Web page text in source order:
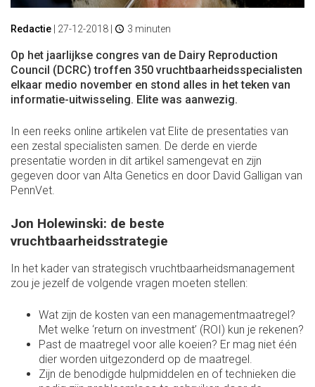
Redactie 27-12-2018 3 minuten
Op het jaarlijkse congres van de Dairy Reproduction
Council (DCRC) troffen 350 vruchtbaarheidsspecialisten
elkaar medio november en stond alles in het teken van
informatie-uitwisseling. Elite was aanwezig.
In een reeks online artikelen vat Elite de presentaties van
een zestal specialisten samen. De derde en vierde
presentatie worden in dit artikel samengevat en zijn
gegeven door van Alta Genetics en door David Galligan van
PennVet.
Jon Holewinski: de beste
vruchtbaarheidsstrategie
In het kader van strategisch vruchtbaarheidsmanagement
zou je jezelf de volgende vragen moeten stellen:
Wat zijn de kosten van een managementmaatregel?
Met welke ‘return on investment’ (ROI) kun je rekenen?
Past de maatregel voor alle koeien? Er mag niet één
dier worden uitgezonderd op de maatregel.
Zijn de benodigde hulpmiddelen en of technieken die